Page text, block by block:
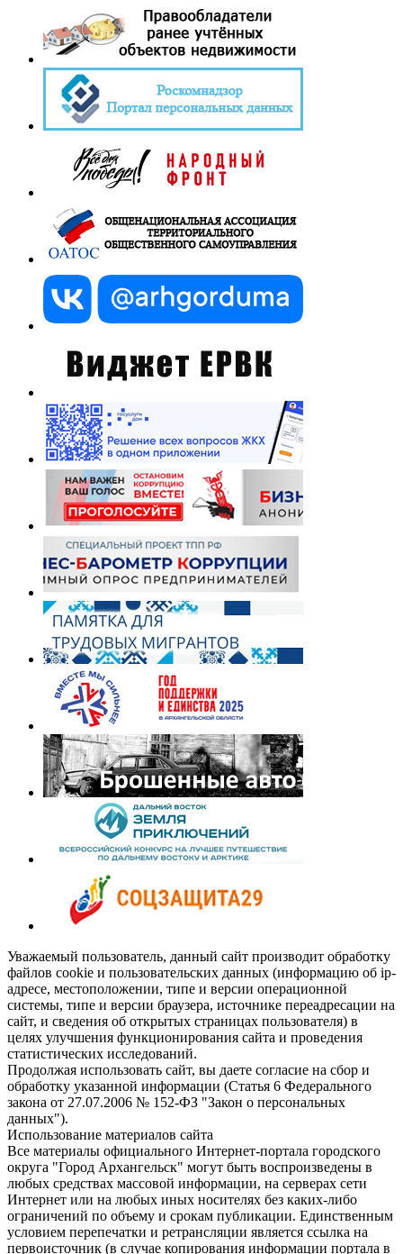
Уважаемый пользователь, данный сайт производит обработку
файлов cookie и пользовательских данных (информацию об ip-
адресе, местоположении, типе и версии операционной
системы, типе и версии браузера, источнике переадресации на
сайт, и сведения об открытых страницах пользователя) в
целях улучшения функционирования сайта и проведения
статистических исследований.
Продолжая использовать сайт, вы даете согласие на сбор и
обработку указанной информации (Статья 6 Федерального
закона от 27.07.2006 № 152-ФЗ "Закон о персональных
данных").
Использование материалов сайта
Все материалы официального Интернет-портала городского
округа "Город Архангельск" могут быть воспроизведены в
любых средствах массовой информации, на серверах сети
Интернет или на любых иных носителях без каких-либо
ограничений по объему и срокам публикации. Единственным
условием перепечатки и ретрансляции является ссылка на
первоисточник (в случае копирования информации портала в